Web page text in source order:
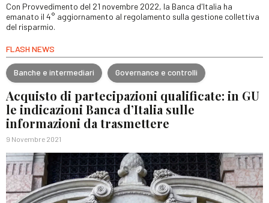
Con Provvedimento del 21 novembre 2022, la Banca d'Italia ha
emanato il 4° aggiornamento al regolamento sulla gestione collettiva
del risparmio.
FLASH NEWS
Banche e intermediari Governance e controlli
Acquisto di partecipazioni qualificate: in GU
le indicazioni Banca d’Italia sulle
informazioni da trasmettere
9 Novembre 2021